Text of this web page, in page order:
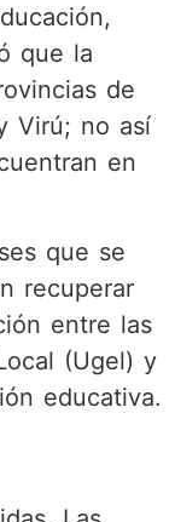
que la
de
Virú; no así
en
que se
recuperar
entre las
(Ugel) y
educativa.